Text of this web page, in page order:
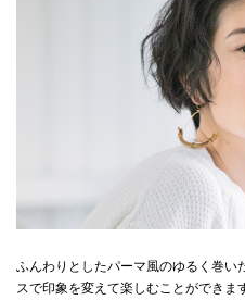
ふんわりとしたパーマ風のゆるく巻
スで印象を変えて楽しむことができ